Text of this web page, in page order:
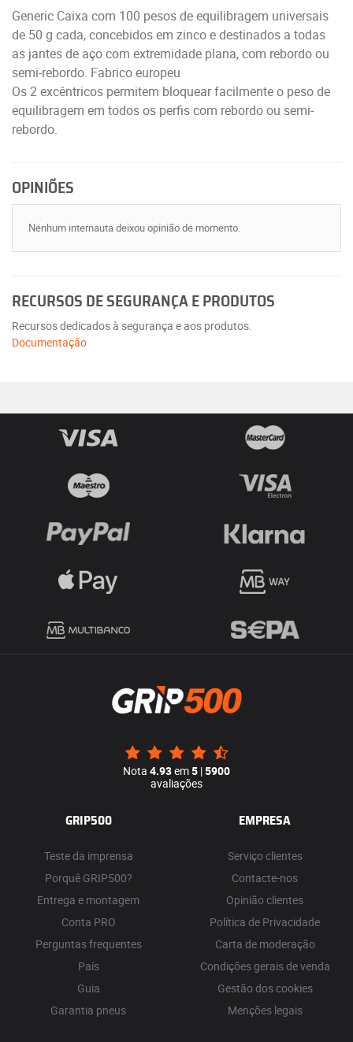
Generic Caixa com 100 pesos de equilibragem universais
de 50 g cada, concebidos em zinco e destinados a todas
as jantes de aço com extremidade plana, com rebordo ou
semi-rebordo. Fabrico europeu
Os 2 excêntricos permitem bloquear facilmente o peso de
equilibragem em todos os perfis com rebordo ou semi-
rebordo.
OPINIÕES
Nenhum internauta deixou opinião de momento.
RECURSOS DE SEGURANÇA E PRODUTOS
Recursos dedicados à segurança e aos produtos.
Documentação
Nota 4.93em5 |5900
avaliações
GRIP500
Teste da imprensa
Porquê GRIP500?
Entrega e montagem
Conta PRO
Perguntas frequentes
País
Guia
Garantia pneus
EMPRESA
Serviço clientes
Contacte-nos
Opinião clientes
Política de Privacidade
Carta de moderação
Condições gerais de venda
Gestão dos cookies
Menções legais